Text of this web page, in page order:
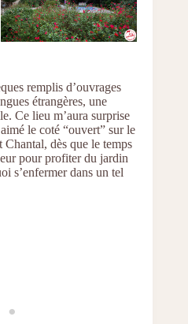
remplis d’ouvrages
étrangères, une
Ce lieu m’aura surprise
le coté “ouvert” sur le
dès que le temps
pour profiter du jardin
s’enfermer dans un tel